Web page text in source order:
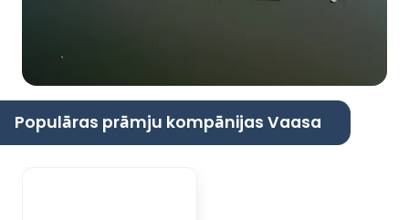
Populāras prāmju kompānijas Vaasa